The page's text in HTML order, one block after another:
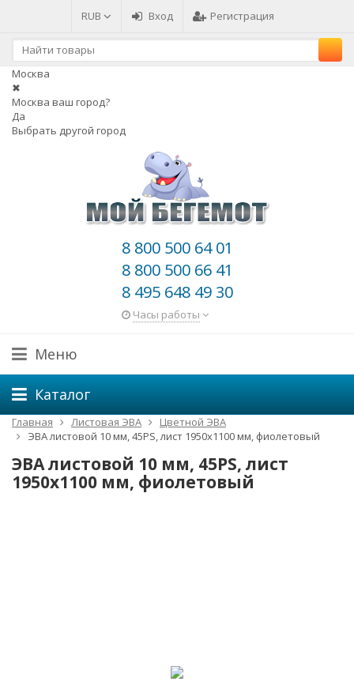
RUB Вход Регистрация
Москва
✖
Москва ваш город?
Да
Выбрать другой город
8 800 500 64 01
8 800 500 66 41
8 495 648 49 30
Часы работы
Меню
Каталог
Главная Листовая ЭВА
Цветной ЭВА
ЭВА листовой 10 мм, 45PS, лист 1950х1100 мм, фиолетовый
ЭВА листовой 10 мм, 45PS, лист
1950х1100 мм, фиолетовый